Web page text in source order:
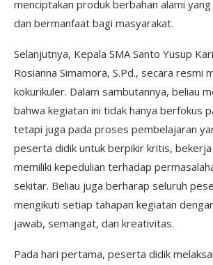
menciptakan produk berbahan alami
dan bermanfaat bagi masyarakat.
Selanjutnya, Kepala SMA Santo Yusup
Rosianna Simamora, S.Pd., secara resmi
kokurikuler. Dalam sambutannya, beliau
bahwa kegiatan ini tidak hanya berfokus
tetapi juga pada proses pembelajaran
peserta didik untuk berpikir kritis,
memiliki kepedulian terhadap
sekitar. Beliau juga berharap seluruh
mengikuti setiap tahapan kegiatan
jawab, semangat, dan kreativitas.
Pada hari pertama, peserta didik